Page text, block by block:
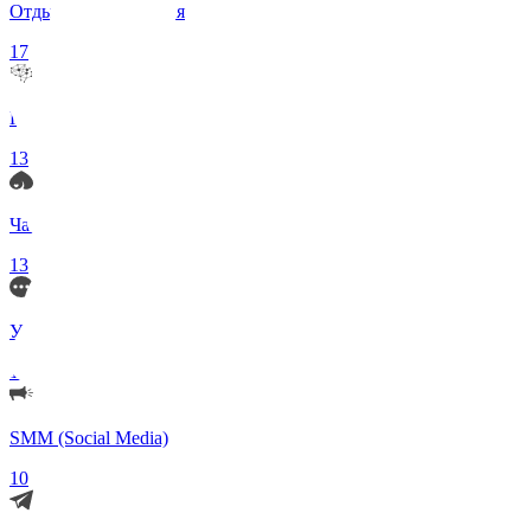
Отдых и Развлечения
17
Нейросети и ИИ
13
Чаты по интересам
13
Удаленка (Работа)
11
SMM (Social Media)
10